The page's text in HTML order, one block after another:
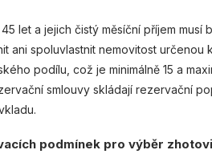
let a jejich čistý měsíční příjem musí
ani spoluvlastnit nemovitost určenou
podílu, což je minimálně 15 a
smlouvy skládají rezervační
podmínek pro výběr